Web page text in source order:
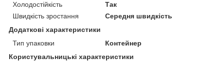
Холодостійкість
Так
Швидкість зростання
Середня швидкість
Додаткові характеристики
Тип упаковки
Контейнер
Користувальницькі характеристики